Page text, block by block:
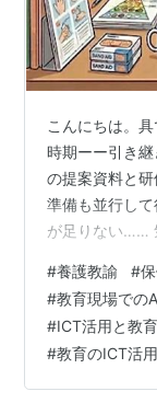
こんにちは。
時期ーー引き
の提案資料と
準備も並行し
が足りない……
余裕とか、会
切なものが抜
た。 養護教諭
られます。でも
も大事。この
#養護教諭 #
#教育現場での
#ICT活用と教育
#教育のICT活用